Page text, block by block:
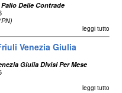
Delle Contrade
leggi tutto
Venezia Giulia
Giulia Divisi Per Mese
leggi tutto